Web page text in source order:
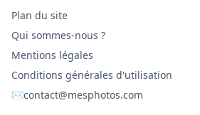
Plan du site
Qui sommes-nous ?
Mentions légales
Conditions générales d'utilisation
✉contact@mesphotos.com